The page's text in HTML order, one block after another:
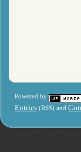
Powered by
Entries (RSS) and